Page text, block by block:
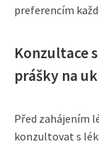
preferencím
Konzultace
prášky na
Před zahájením
konzultovat s